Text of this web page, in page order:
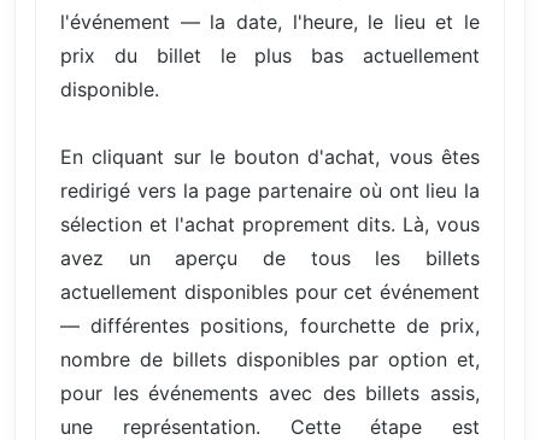
l'événement — la date, l'heure, le lieu et le
prix du billet le plus bas actuellement
disponible.
En cliquant sur le bouton d'achat, vous êtes
redirigé vers la page partenaire où ont lieu la
sélection et l'achat proprement dits. Là, vous
avez un aperçu de tous les billets
actuellement disponibles pour cet événement
— différentes positions, fourchette de prix,
nombre de billets disponibles par option et,
pour les événements avec des billets assis,
une représentation. Cette étape est